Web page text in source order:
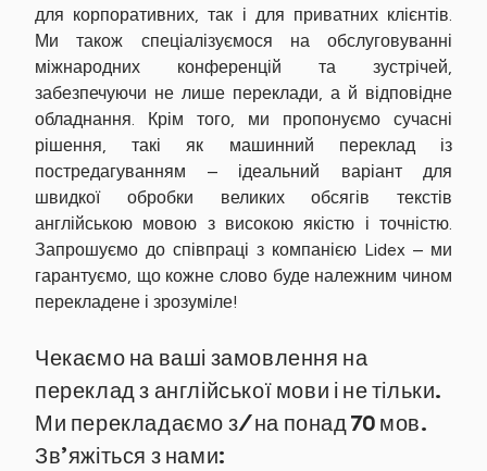
для корпоративних, так і для приватних клієнтів.
Ми також спеціалізуємося на обслуговуванні
міжнародних конференцій та зустрічей,
забезпечуючи не лише переклади, а й відповідне
обладнання. Крім того, ми пропонуємо сучасні
рішення, такі як машинний переклад із
постредагуванням – ідеальний варіант для
швидкої обробки великих обсягів текстів
англійською мовою з високою якістю і точністю.
Запрошуємо до співпраці з компанією Lidex – ми
гарантуємо, що кожне слово буде належним чином
перекладене і зрозуміле!
Чекаємо на ваші замовлення на
переклад з англійської мови і не тільки.
Ми перекладаємо з/на понад 70 мов.
Зв’яжіться з нами: